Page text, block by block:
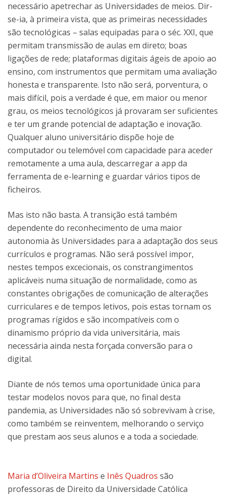
necessário apetrechar as Universidades de meios. Dir-
se-ia, à primeira vista, que as primeiras necessidades
são tecnológicas – salas equipadas para o séc. XXI, que
permitam transmissão de aulas em direto; boas
ligações de rede; plataformas digitais ágeis de apoio ao
ensino, com instrumentos que permitam uma avaliação
honesta e transparente. Isto não será, porventura, o
mais difícil, pois a verdade é que, em maior ou menor
grau, os meios tecnológicos já provaram ser suficientes
e ter um grande potencial de adaptação e inovação.
Qualquer aluno universitário dispõe hoje de
computador ou telemóvel com capacidade para aceder
remotamente a uma aula, descarregar a app da
ferramenta de e-learning e guardar vários tipos de
ficheiros.
Mas isto não basta. A transição está também
dependente do reconhecimento de uma maior
autonomia às Universidades para a adaptação dos seus
currículos e programas. Não será possível impor,
nestes tempos excecionais, os constrangimentos
aplicáveis numa situação de normalidade, como as
constantes obrigações de comunicação de alterações
curriculares e de tempos letivos, pois estas tornam os
programas rígidos e são incompatíveis com o
dinamismo próprio da vida universitária, mais
necessária ainda nesta forçada conversão para o
digital.
Diante de nós temos uma oportunidade única para
testar modelos novos para que, no final desta
pandemia, as Universidades não só sobrevivam à crise,
como também se reinventem, melhorando o serviço
que prestam aos seus alunos e a toda a sociedade.
Maria d’Oliveira Martins e Inês Quadros são
professoras de Direito da Universidade Católica